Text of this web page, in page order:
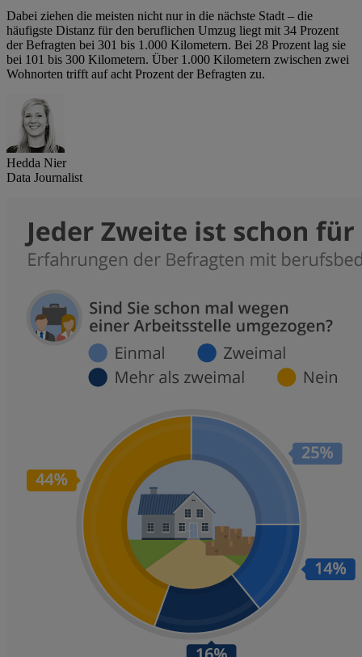
Dabei ziehen die meisten nicht nur in die nächste Stadt – die
häufigste Distanz für den beruflichen Umzug liegt mit 34 Prozent
der Befragten bei 301 bis 1.000 Kilometern. Bei 28 Prozent lag sie
bei 101 bis 300 Kilometern. Über 1.000 Kilometern zwischen zwei
Wohnorten trifft auf acht Prozent der Befragten zu.
Hedda Nier
Data Journalist